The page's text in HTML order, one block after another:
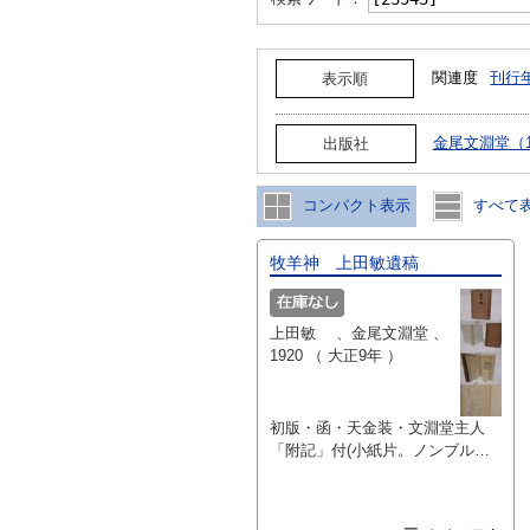
表示順 関連度 刊行
出版社 金尾文淵堂（1
コンパクト表示 すべて
牧羊神 上田敏遺稿
上田敏 、金尾文淵堂 、
1920 （ 大正9年 ）
初版・函・天金装・文淵堂主人
「附記」付(小紙片。ノンブル誤